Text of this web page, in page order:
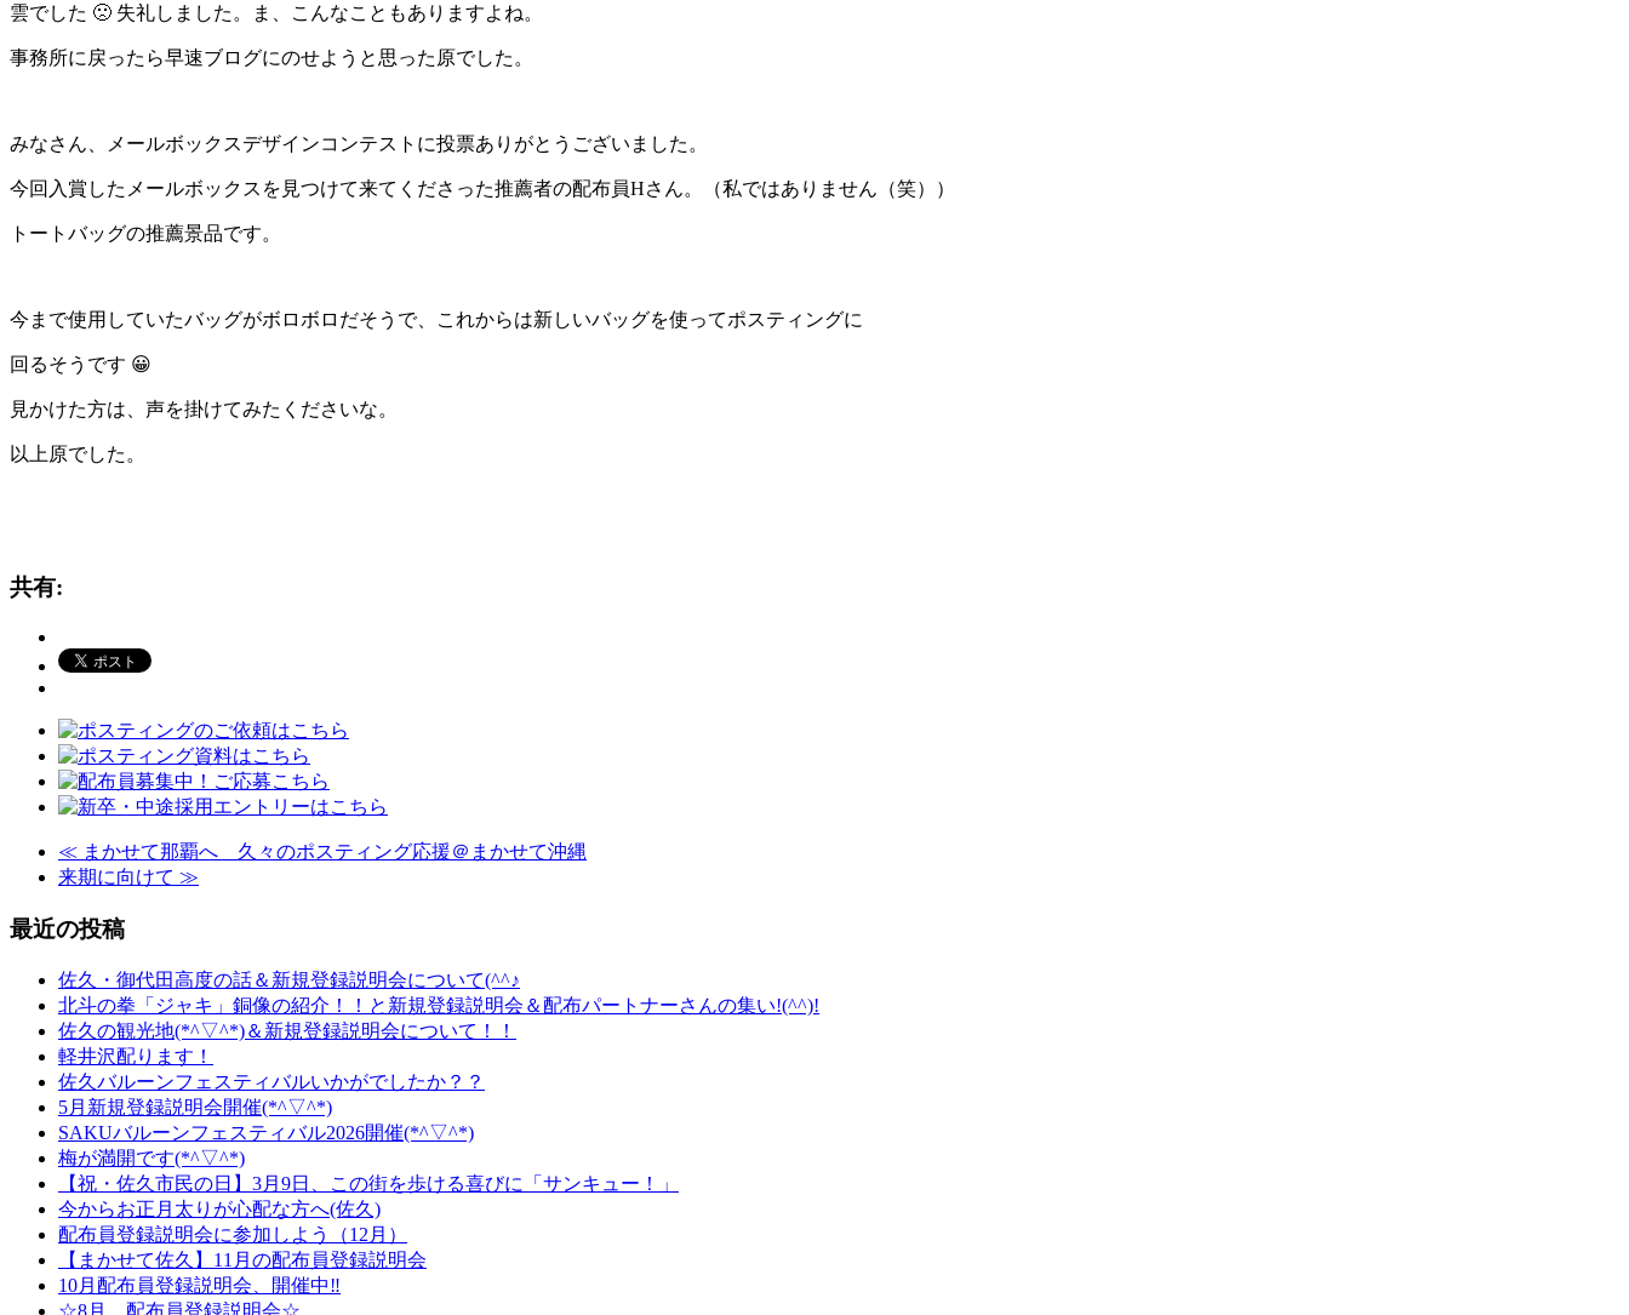
雲でした 🙁 失礼しました。ま、こんなこともありますよね。
事務所に戻ったら早速ブログにのせようと思った原でした。
みなさん、メールボックスデザインコンテストに投票ありがとうございました。
今回入賞したメールボックスを見つけて来てくださった推薦者の配布員Hさん。（私ではありません（笑））
トートバッグの推薦景品です。
今まで使用していたバッグがボロボロだそうで、これからは新しいバッグを使ってポスティングに
回るそうです 😀
見かけた方は、声を掛けてみたくださいな。
以上原でした。
共有:
≪ まかせて那覇へ 久々のポスティング応援＠まかせて沖縄
来期に向けて ≫
最近の投稿
佐久・御代田高度の話＆新規登録説明会について(^^♪
北斗の拳「ジャキ」銅像の紹介！！と新規登録説明会＆配布パートナーさんの集い!(^^)!
佐久の観光地(*^▽^*)＆新規登録説明会について！！
軽井沢配ります！
佐久バルーンフェスティバルいかがでしたか？？
5月新規登録説明会開催(*^▽^*)
SAKUバルーンフェスティバル2026開催(*^▽^*)
梅が満開です(*^▽^*)
【祝・佐久市民の日】3月9日、この街を歩ける喜びに「サンキュー！」
今からお正月太りが心配な方へ(佐久)
配布員登録説明会に参加しよう（12月）
【まかせて佐久】11月の配布員登録説明会
10月配布員登録説明会、開催中‼
☆8月 配布員登録説明会☆